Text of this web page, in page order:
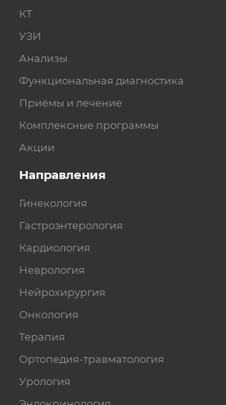
КТ
УЗИ
Анализы
Функциональная диагностика
Приёмы и лечение
Комплексные программы
Акции
Направления
Гинекология
Гастроэнтерология
Кардиология
Неврология
Нейрохирургия
Онкология
Терапия
Ортопедия-травматология
Урология